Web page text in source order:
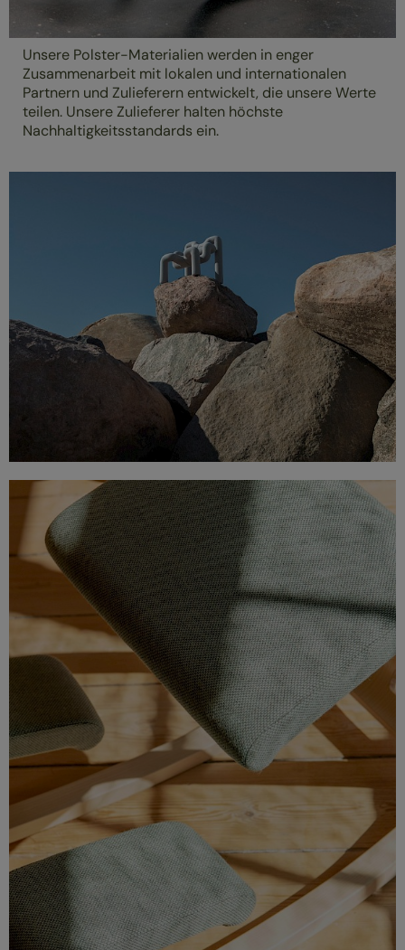
Unsere Polster-Materialien werden in enger
Zusammenarbeit mit lokalen und internationalen
Partnern und Zulieferern entwickelt, die unsere Werte
teilen. Unsere Zulieferer halten höchste
Nachhaltigkeitsstandards ein.